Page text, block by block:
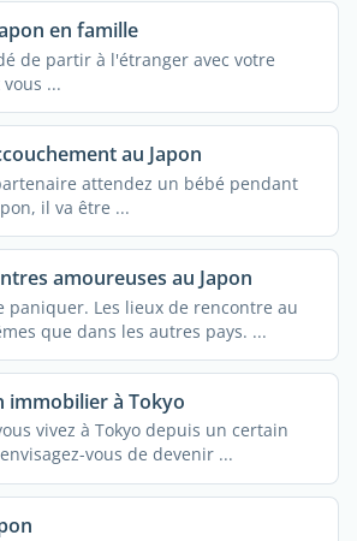
en famille
de partir à l'étranger avec votre
...
au Japon
attendez un bébé pendant
il va être ...
amoureuses au Japon
paniquer. Les lieux de rencontre au
que dans les autres pays. ...
immobilier à Tokyo
vivez à Tokyo depuis un certain
vous de devenir ...